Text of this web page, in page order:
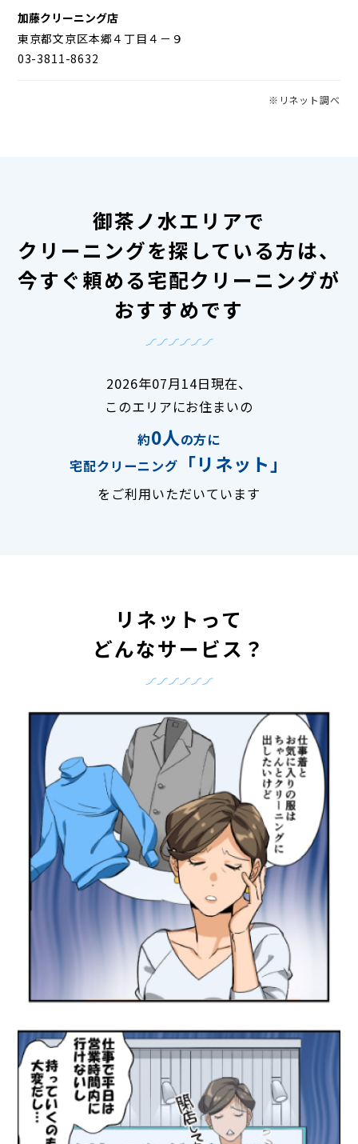
加藤クリーニング店
東京都文京区本郷４丁目４－９
03-3811-8632
※リネット調べ
御茶ノ水エリアで
クリーニングを探している方は、
今すぐ頼める宅配クリーニングが
おすすめです
2026年07月14日現在、
このエリアにお住まいの
約0人の方に
宅配クリーニング
「リネット」
をご利用いただいています
リネットって
どんなサービス？